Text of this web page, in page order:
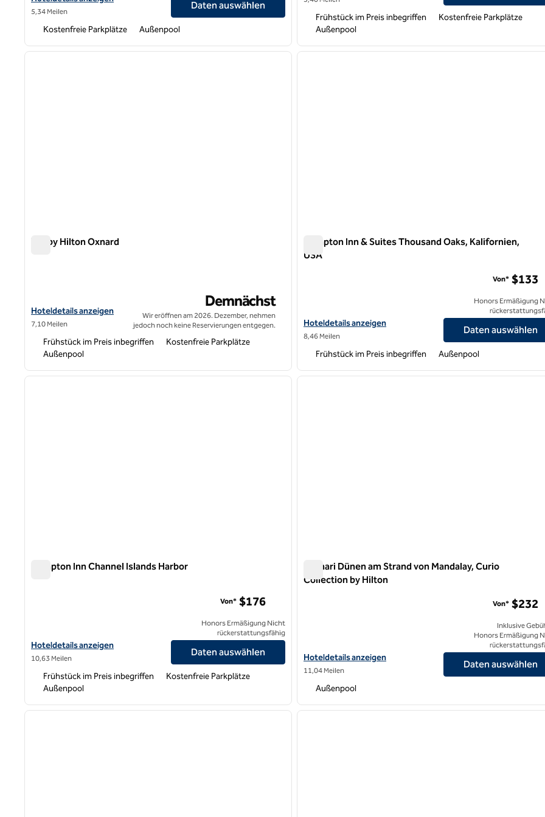
5,34 Meilen
Daten auswählen
Kostenfreie Parkplätze Außenpool
Frühstück im Preis inbegriffen
Kostenfreie Parkplätze
Außenpool
1 von 12
nächstes Bild
Tru by Hilton Oxnard
Hoteldetails für Tru by Hilton Oxnard anzeigen
Hoteldetails anzeigen
7,10 Meilen
Demnächst
Wir eröffnen am 2026. Dezember, nehmen
jedoch noch keine Reservierungen entgegen.
Frühstück im Preis inbegriffen
Kostenfreie Parkplätze
Außenpool
1 von 12
Hampton Inn & Suites Thousand Oaks, Kalifornien,
USA
Hoteldetails für Hampton Inn & Suites Thousand Oaks,
Hoteldetails anzeigen
8,46 Meilen
Von* $133
Honors Ermäßigung
Daten auswählen
Frühstück im Preis inbegriffen Außenpool
1 von 11
nächstes Bild
Hampton Inn Channel Islands Harbor
Hoteldetails für Hampton Inn Channel Islands Harbor anzeigen
Hoteldetails anzeigen
10,63 Meilen
Von* $176
Honors Ermäßigung Nicht
rückerstattungsfähig
Daten auswählen
Frühstück im Preis inbegriffen
Kostenfreie Parkplätze
Außenpool
1 von 11
Zachari Dünen am Strand von Mandalay, Curio
Collection by Hilton
Hoteldetails für Zachari Dünen am Strand von Mandalay, Curio
Hoteldetails anzeigen
11,04 Meilen
Von* $232
Inklusive
Honors Ermäßigung
Daten auswählen
Außenpool
1 von 12
nächstes Bild
1 von 12